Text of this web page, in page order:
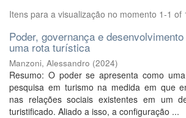
Itens para a visualização no momento 1-1 of
Poder, governança e
uma rota turística
Manzoni, Alessandro (2024)
Resumo: O poder se apresenta como
pesquisa em turismo na medida em que
nas relações sociais existentes em um
turistificado. Aliado a isso, a configuração ...